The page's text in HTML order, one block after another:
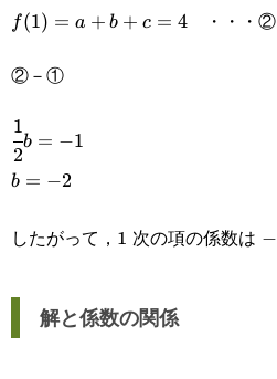
f(1)=a+b+c=4
f(1) = a + b + c = 4 ・・・②
②－①
\cfrac{1}
{2}b=-1
2
1
b = −1
b=-2
b = −2
したがって，1 次の項の係数は -2
−
解と係数の関係